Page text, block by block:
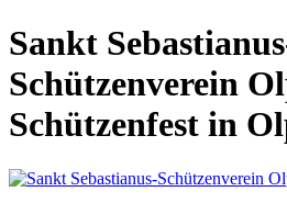
Sankt
Schützenverein
Schützenfest in